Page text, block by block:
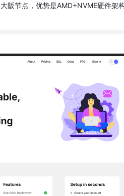
大阪节点 ， 优势是AMD+NVME硬件架